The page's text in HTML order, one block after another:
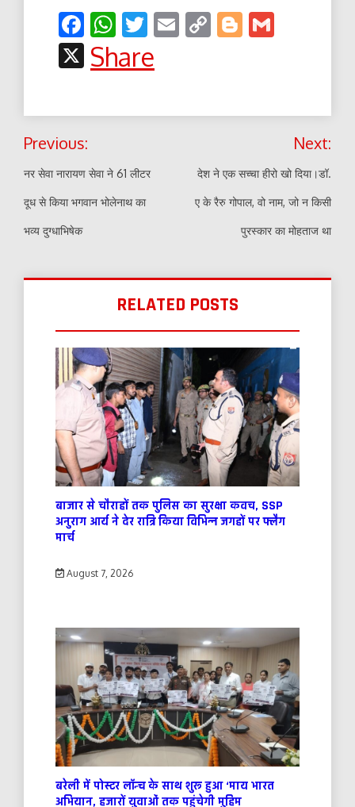
Facebook
WhatsApp
Twitter
EmailCopyBlogger
X
Share
Post
navigation
Previous:
नर सेवा नारायण सेवा ने 61 लीटर
दूध से किया भगवान भोलेनाथ का
भव्य दुग्धाभिषेक
Next:
देश ने एक सच्चा हीरो खो दिया।डॉ.
ए के रैरु गोपाल, वो नाम, जो न किसी
पुरस्कार का मोहताज था
RELATED POSTS
बाजार से चौराहों तक पुलिस का सुरक्षा कवच, SSP
अनुराग आर्य ने देर रात्रि किया विभिन्न जगहों पर फ्लैग
मार्च
August 7, 2026
बरेली में पोस्टर लॉन्च के साथ शुरू हुआ ‘माय भारत
अभियान, हजारों युवाओं तक पहुंचेगी मुहिम